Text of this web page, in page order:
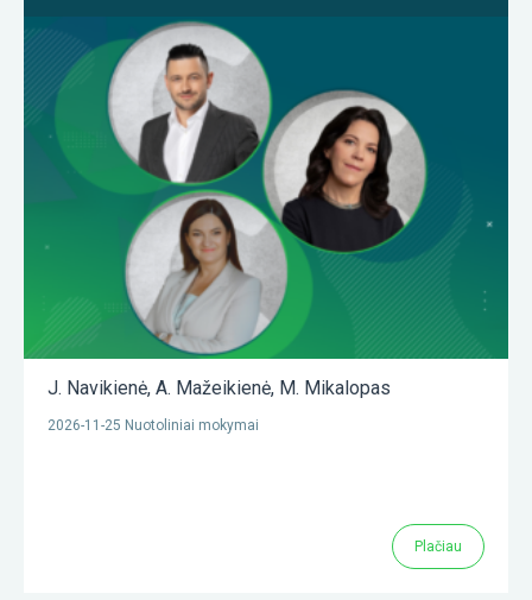
J. Navikienė, A. Mažeikienė, M. Mikalopas
2026-11-25 Nuotoliniai mokymai
Plačiau